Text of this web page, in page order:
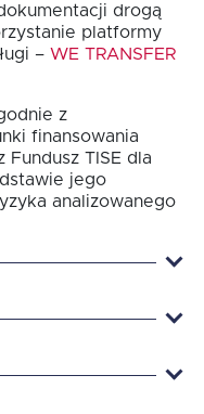
drogą
platformy
– WE TRANSFER
z
finansowania
Fundusz TISE dla
jego
analizowanego